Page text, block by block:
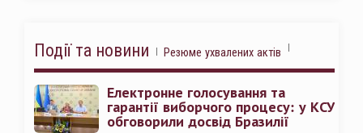
Події та новини Резюме ухвалених актів
Електронне голосування та
гарантії виборчого процесу: у КСУ
обговорили досвід Бразилії